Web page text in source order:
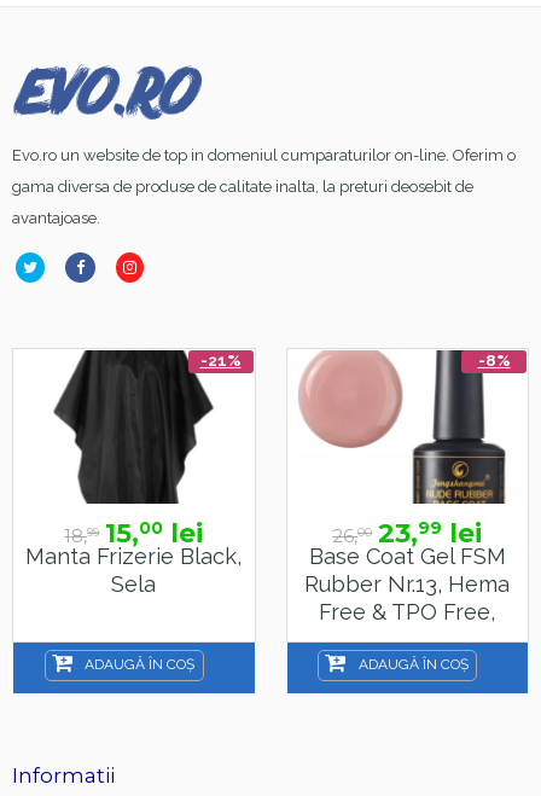
Evo.ro un website de top in domeniul cumparaturilor on-line. Oferim o
gama diversa de produse de calitate inalta, la preturi deosebit de
avantajoase.
-21%
18,99 15,00 lei
Manta Frizerie Black,
Sela
ADAUGĂ ÎN COȘ
-8%
26,00 23,99 lei
Base Coat Gel FSM
Rubber Nr.13, Hema
Free & TPO Free,
15ml
ADAUGĂ ÎN COȘ
Informatii